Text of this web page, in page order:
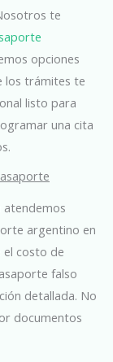
te
opciones
los trámites te
listo para
una cita
atendemos
argentino en
el costo de
falso
detallada. No
documentos